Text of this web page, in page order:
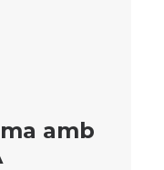
amb